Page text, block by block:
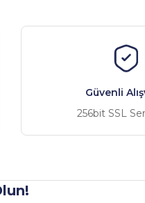
Güvenli
256bit SSL